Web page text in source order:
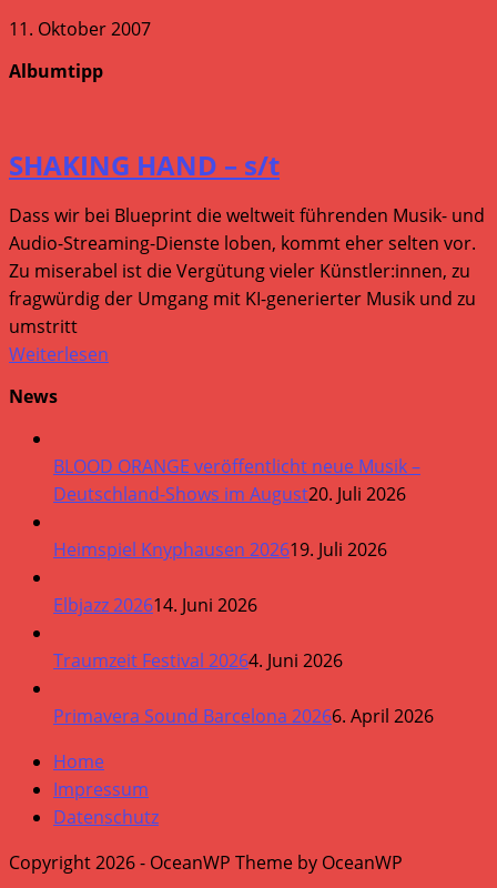
11. Oktober 2007
Albumtipp
SHAKING HAND – s/t
Dass wir bei Blueprint die weltweit führenden Musik- und
Audio-Streaming-Dienste loben, kommt eher selten vor.
Zu miserabel ist die Vergütung vieler Künstler:innen, zu
fragwürdig der Umgang mit KI-generierter Musik und zu
umstritt
Weiterlesen
News
BLOOD ORANGE veröffentlicht neue Musik –
Deutschland-Shows im August20. Juli 2026
Heimspiel Knyphausen 202619. Juli 2026
Elbjazz 202614. Juni 2026
Traumzeit Festival 20264. Juni 2026
Primavera Sound Barcelona 20266. April 2026
Home
Impressum
Datenschutz
Copyright 2026 - OceanWP Theme by OceanWP